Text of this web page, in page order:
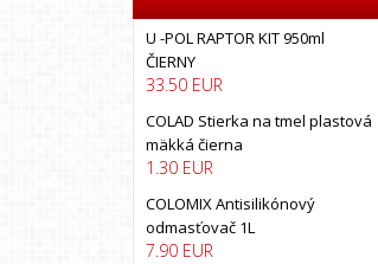
BRUNOX
California scents
CARFIT
COLAD
COLOMIX
COLORMATIC
Colormax
U -POL RAPTOR KIT 950ml
ČIERNY
33.50 EUR
COLAD Stierka na tmel plastová
mäkká čierna
1.30 EUR
COLOMIX Antisilikónový
odmasťovač 1L
7.90 EUR